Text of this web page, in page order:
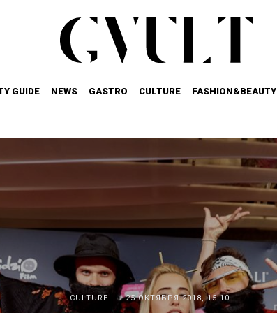
GUIDE NEWS GASTRO CULTURE FASHION&BEAUTY
CULTURE 25 ОКТЯБРЯ 2018, 15:10